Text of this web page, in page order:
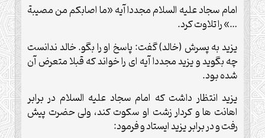
امام سجاد علیه السلام مجددا آیه «ما اصابکم من مصیبة
…» را تلاوت کرد.
یزید به پسرش (خالد) گفت: پاسخ او را بگو. خالد ندانست
چه بگوید و یزید مجددا آیه ای را خواند که قبلا متعرض آن
شده بود.
یزید انتظار داشت که امام سجاد علیه السلام در برابر
اهانت ها و کردار زشت او سکوت کند، ولی حضرت پیش
رفت و در برابر یزید ایستاد و فرمود: